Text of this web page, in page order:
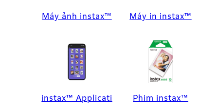
Máy ảnh instax™ Máy in instax™
instax™ Applicati
Phim instax™